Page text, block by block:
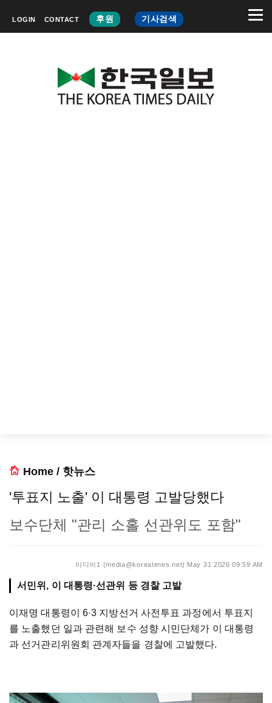
LOGIN CONTACT 후원 기사검색
Home / 핫뉴스
'투표지 노출' 이 대통령 고발당했다
보수단체 "관리 소홀 선관위도 포함"
미디어1 (media@koreatimes.net) May 31 2026 09:59 AM
서민위, 이 대통령·선관위 등 경찰 고발
이재명 대통령이 6·3 지방선거 사전투표 과정에서 투표지
를 노출했던 일과 관련해 보수 성향 시민단체가 이 대통령
과 선거관리위원회 관계자들을 경찰에 고발했다.